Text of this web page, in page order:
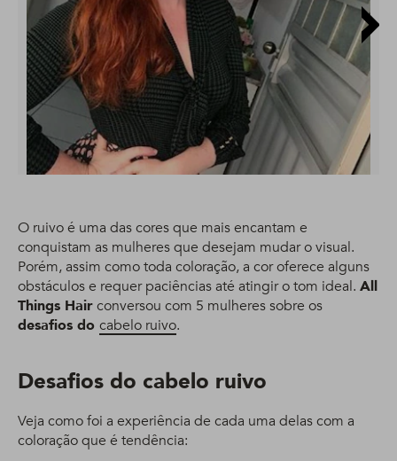
O ruivo é uma das cores que mais encantam e
conquistam as mulheres que desejam mudar o visual.
Porém, assim como toda coloração, a cor oferece alguns
obstáculos e requer paciências até atingir o tom ideal. All
Things Hairconversou com 5 mulheres sobre os
desafios do cabelo ruivo.
Desafios do cabelo ruivo
Veja como foi a experiência de cada uma delas com a
coloração que é tendência: